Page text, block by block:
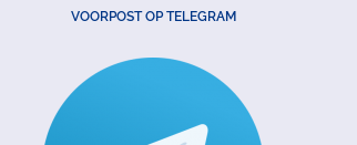
VOORPOST OP TELEGRAM